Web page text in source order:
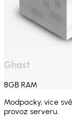
Ghast
8GB RAM
Modpacky, více
provoz serveru.